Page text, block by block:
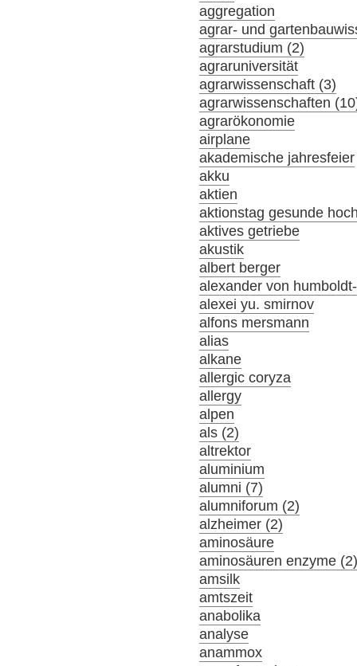
aggregation
agrar- und
agrarstudium (2)
agraruniversität
agrarwissenschaft (3)
agrarwissenschaften
agrarökonomie
airplane
akademische jahresfeier
akku
aktien
aktionstag gesunde
aktives getriebe
akustik
albert berger
alexander von
alexei yu. smirnov
alfons mersmann
alias
alkane
allergic coryza
allergy
alpen
als (2)
altrektor
aluminium
alumni (7)
alumniforum (2)
alzheimer (2)
aminosäure
aminosäuren enzyme
amsilk
amtszeit
anabolika
analyse
anammox